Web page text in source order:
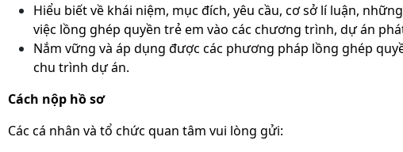
Hiểu biết về khái niệm, mục đích, yêu cầu, cơ sở lí luận,
việc lồng ghép quyền trẻ em vào các chương trình, dự án
Nắm vững và áp dụng được các phương pháp lồng ghép
chu trình dự án.
Cách nộp hồ sơ
Các cá nhân và tổ chức quan tâm vui lòng gửi: